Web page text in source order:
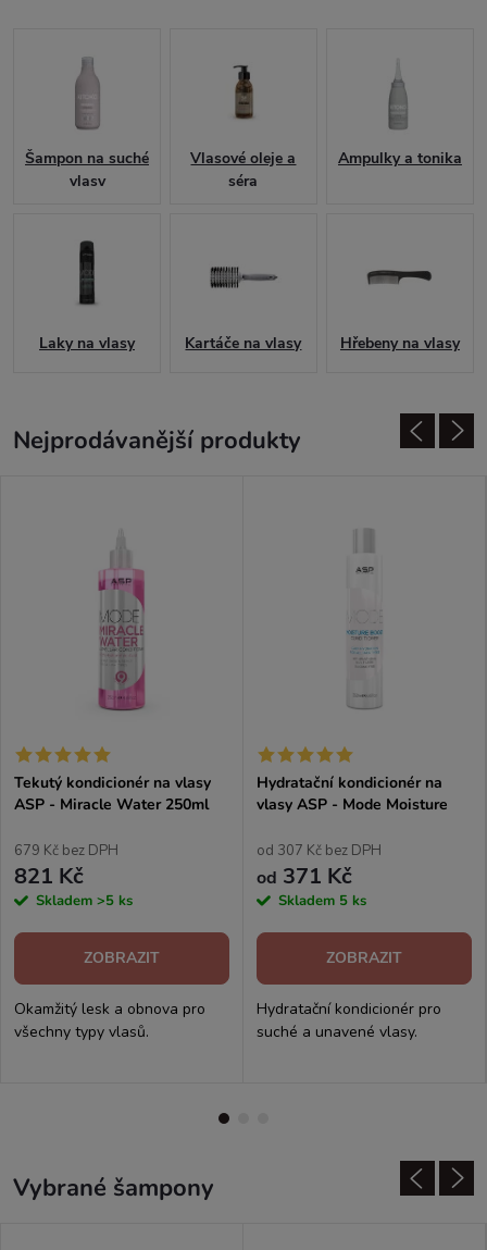
Šampon na suché
vlasy
Vlasové oleje a
séra
Ampulky a tonika
Laky na vlasy Kartáče na vlasy Hřebeny na vlasy
Nejprodávanější produkty
Tekutý kondicionér na vlasy
ASP - Miracle Water 250ml
679 Kč bez DPH
821 Kč
Skladem >5 ks
ZOBRAZIT
Okamžitý lesk a obnova pro
všechny typy vlasů.
Hydratační kondicionér na
vlasy ASP - Mode Moisture
od 307 Kč bez DPH
od 371 Kč
Skladem 5 ks
ZOBRAZIT
Hydratační kondicionér pro
suché a unavené vlasy.
Vybrané šampony